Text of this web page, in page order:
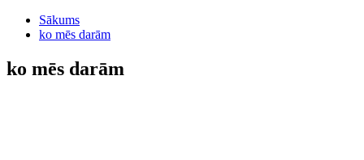
Sākums
ko mēs darām
ko mēs darām